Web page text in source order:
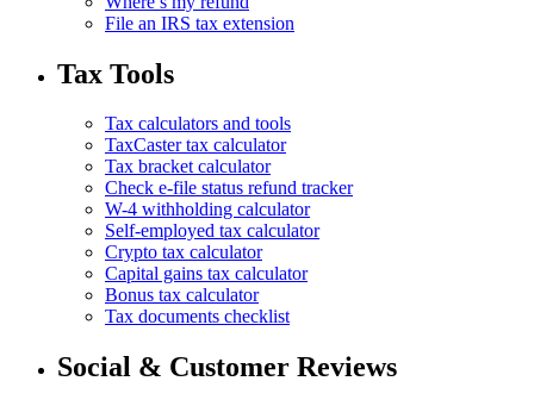
File an IRS tax extension
Tax Tools
Tax calculators and tools
TaxCaster tax calculator
Tax bracket calculator
Check e-file status refund tracker
W-4 withholding calculator
Self-employed tax calculator
Crypto tax calculator
Capital gains tax calculator
Bonus tax calculator
Tax documents checklist
Social & Customer Reviews